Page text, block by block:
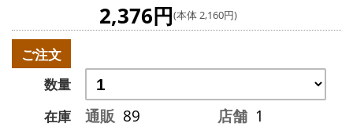
2,376円(本体 2,160円)
ご注文
数量
在庫
通販 89 店舗 1